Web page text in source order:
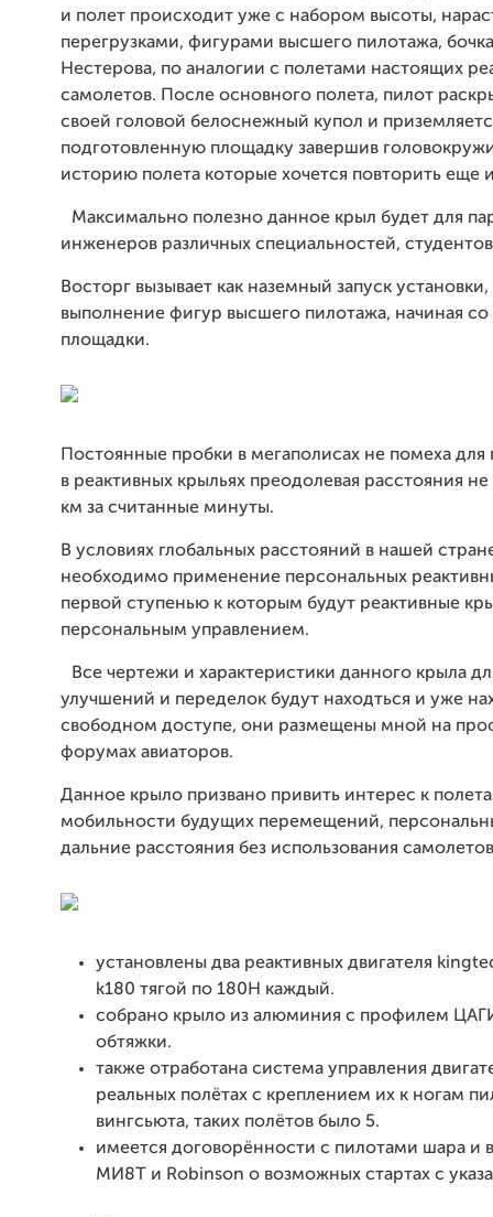
и полет происходит уже с набором высоты,
перегрузками, фигурами высшего пилотажа,
Нестерова, по аналогии с полетами настоящих
самолетов. После основного полета, пилот
своей головой белоснежный купол и
подготовленную площадку завершив
историю полета которые хочется повторить еще
Максимально полезно данное крыл будет для
инженеров различных специальностей,
Восторг вызывает как наземный запуск установки,
выполнение фигур высшего пилотажа, начиная со
площадки.
Постоянные пробки в мегаполисах не помеха
в реактивных крыльях преодолевая расстояния
км за считанные минуты.
В условиях глобальных расстояний в нашей
необходимо применение персональных
первой ступенью к которым будут реактивные
персональным управлением.
Все чертежи и характеристики данного крыла
улучшений и переделок будут находться и уже
свободном доступе, они размещены мной на
форумах авиаторов.
Данное крыло призвано привить интерес к
мобильности будущих перемещений,
дальние расстояния без использования
установлены два реактивных двигателя
k180 тягой по 180Н каждый.
собрано крыло из алюминия с профилем
обтяжки.
также отработана система управления
реальных полётах с креплением их к ногам
вингсьюта, таких полётов было 5.
имеется договорённости с пилотами шара и
МИ8Т и Robinson о возможных стартах с